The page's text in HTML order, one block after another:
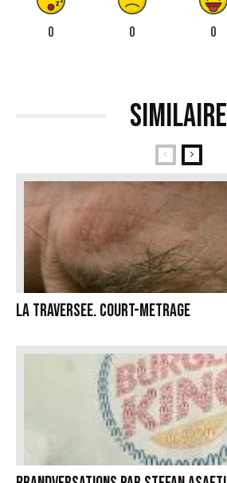
0 0 0
Similaire
La Traversee. COURT-METRAGE